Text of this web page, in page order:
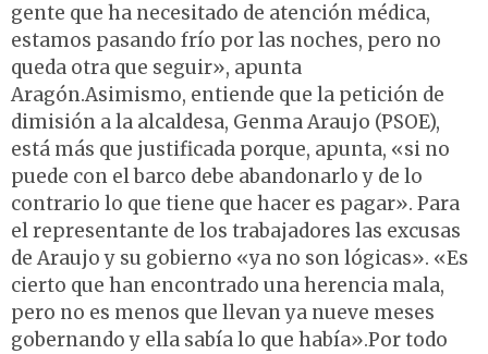
gente que ha necesitado de atención médica,
estamos pasando frío por las noches, pero no
queda otra que seguir», apunta
Aragón.Asimismo, entiende que la petición de
dimisión a la alcaldesa, Genma Araujo (PSOE),
está más que justificada porque, apunta, «si no
puede con el barco debe abandonarlo y de lo
contrario lo que tiene que hacer es pagar». Para
el representante de los trabajadores las excusas
de Araujo y su gobierno «ya no son lógicas». «Es
cierto que han encontrado una herencia mala,
pero no es menos que llevan ya nueve meses
gobernando y ella sabía lo que había».Por todo